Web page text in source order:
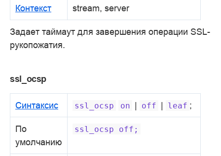
Контекст stream, server
Задает таймаут для завершения операции SSL-
рукопожатия.
ssl_ocsp
Синтаксис ssl_ocsp on | off | leaf ;
По
умолчанию
ssl_ocsp off;